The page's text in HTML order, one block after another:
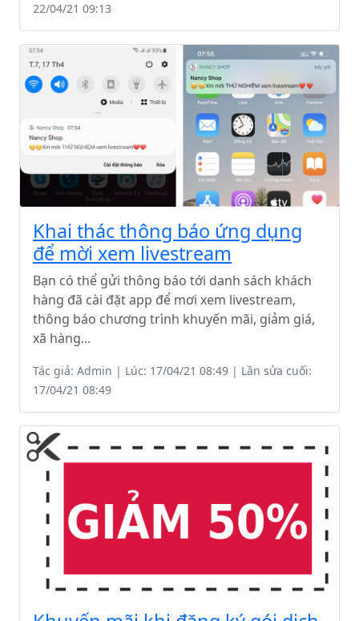
22/04/21 09:13
Khai thác thông báo ứng dụng
để mời xem livestream
Bạn có thể gửi thông báo tới danh sách khách
hàng đã cài đặt app để mơi xem livestream,
thông báo chương trình khuyến mãi, giảm giá,
xã hàng...
Tác giả: Admin | Lúc: 17/04/21 08:49 | Lần sửa cuối:
17/04/21 08:49